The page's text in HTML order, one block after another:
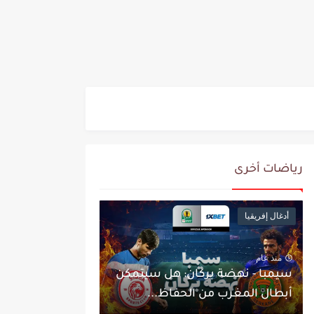
رياضات أخرى
أدغال إفريقيا
منذ عام
سيمبا - نهضة بركان: هل سيتمكن
أبطال المغرب من الحفاظ...